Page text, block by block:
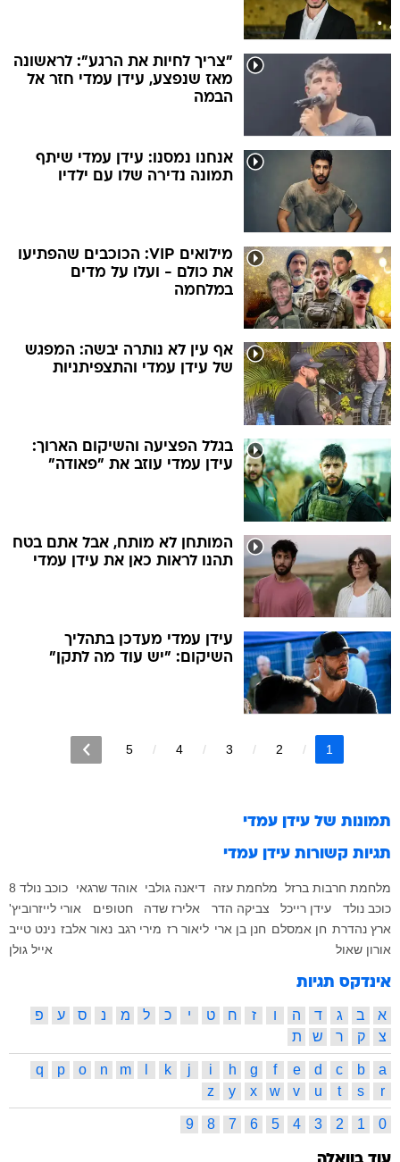
"צריך לחיות את הרגע": לראשונה
מאז שנפצע, עידן עמדי חזר אל
הבמה
אנחנו נמסנו: עידן עמדי שיתף
תמונה נדירה שלו עם ילדיו
מילואים VIP: הכוכבים שהפתיעו
את כולם - ועלו על מדים
במלחמה
אף עין לא נותרה יבשה: המפגש
של עידן עמדי והתצפיתניות
בגלל הפציעה והשיקום הארוך:
עידן עמדי עוזב את "פאודה"
המותחן לא מותח, אבל אתם בטח
תהנו לראות כאן את עידן עמדי
עידן עמדי מעדכן בתהליך
השיקום: "יש עוד מה לתקן"
1
2
3
4
5
תמונות של עידן עמדי
תגיות קשורות עידן עמדי
מלחמת חרבות ברזל מלחמת עזה דיאנה גולבי אוהד שרגאי
כוכב נולד 8
כוכב נולד
עידן רייכל צביקה הדר אלירז שדה חטופים
אורי לייזרוביץ'
ארץ נהדרת חן אמסלם חנן בן ארי ליאור רז מירי רגב נאור אלבז נינט טייב
אורון שאול
אייל גולן
אינדקס תגיות
א ב ג ד ה ו ז ח ט י כ ל מ נ ס ע
פ
צ
ק ר ש ת
a
b
c
d
e
f
g
h
i
j
k
m
n
o
p
q
r
s
t
u
v
w
x
y
z
0
1
2
3
4
5
6
7
8
9